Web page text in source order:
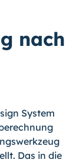
nach
System
Das in die